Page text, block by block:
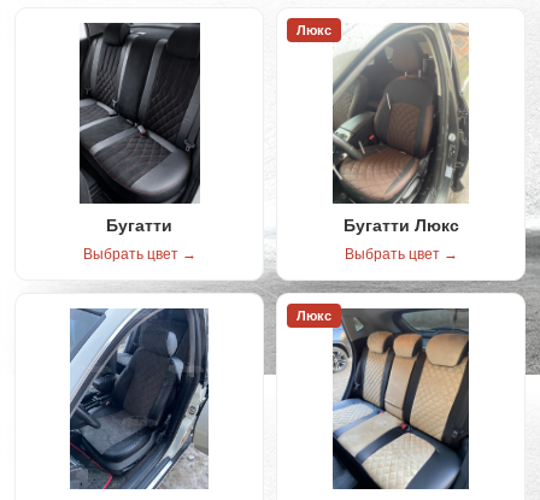
Бугатти
Выбрать цвет →
Люкс
Бугатти Люкс
Выбрать цвет →
Люкс